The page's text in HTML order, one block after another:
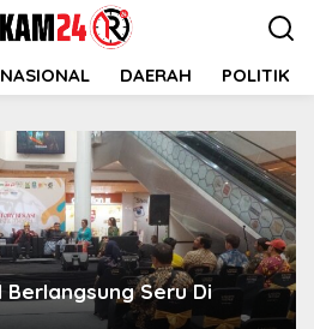
NASIONAL DAERAH POLITIK
Seru Di